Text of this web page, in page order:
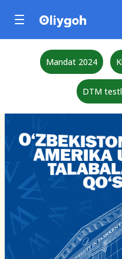
Mandat 2024
DTM